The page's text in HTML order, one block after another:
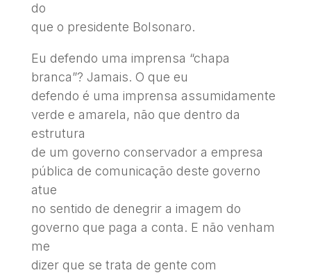
do
que o presidente Bolsonaro.
Eu defendo uma imprensa “chapa
branca”? Jamais. O que eu
defendo é uma imprensa assumidamente
verde e amarela, não que dentro da
estrutura
de um governo conservador a empresa
pública de comunicação deste governo
atue
no sentido de denegrir a imagem do
governo que paga a conta. E não venham
me
dizer que se trata de gente com